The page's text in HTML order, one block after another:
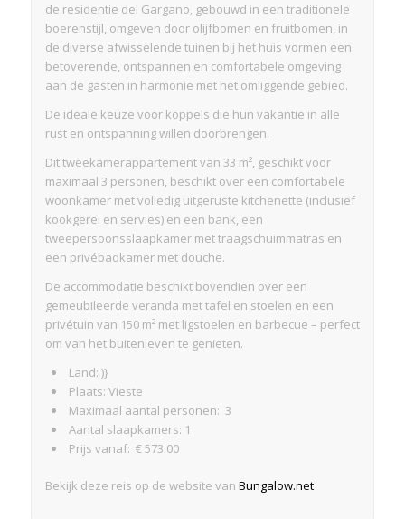
de residentie del Gargano, gebouwd in een traditionele
boerenstijl, omgeven door olijfbomen en fruitbomen, in
de diverse afwisselende tuinen bij het huis vormen een
betoverende, ontspannen en comfortabele omgeving
aan de gasten in harmonie met het omliggende gebied.
De ideale keuze voor koppels die hun vakantie in alle
rust en ontspanning willen doorbrengen.
Dit tweekamerappartement van 33 m², geschikt voor
maximaal 3 personen, beschikt over een comfortabele
woonkamer met volledig uitgeruste kitchenette (inclusief
kookgerei en servies) en een bank, een
tweepersoonsslaapkamer met traagschuimmatras en
een privébadkamer met douche.
De accommodatie beschikt bovendien over een
gemeubileerde veranda met tafel en stoelen en een
privétuin van 150 m² met ligstoelen en barbecue – perfect
om van het buitenleven te genieten.
Land: )}
Plaats: Vieste
Maximaal aantal personen: 3
Aantal slaapkamers: 1
Prijs vanaf: € 573.00
Bekijk deze reis op de website van Bungalow.net